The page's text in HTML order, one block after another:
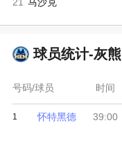
21 马沙克
球员统计-灰熊
号码/球员
1 怀特黑德
时间
39:00